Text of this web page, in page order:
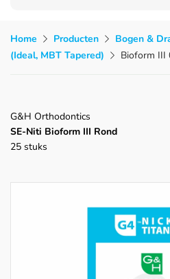
Home Producten Bogen &
(Ideal, MBT Tapered)
Bioform III
G&H Orthodontics
SE-Niti Bioform III Rond
25 stuks